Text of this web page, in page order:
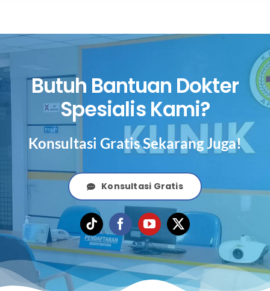
Butuh Bantuan Dokter
Spesialis Kami?
Konsultasi Gratis Sekarang Juga!
Konsultasi Gratis